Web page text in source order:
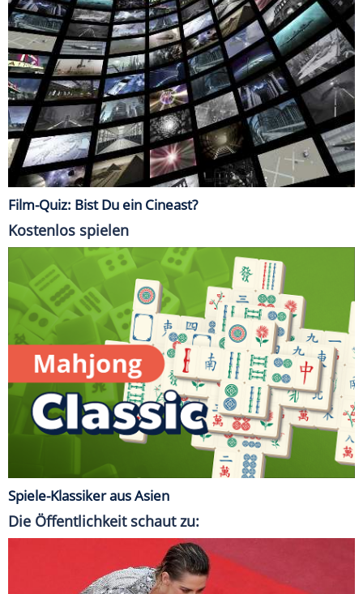
Film-Quiz: Bist Du ein Cineast?
Kostenlos spielen
Spiele-Klassiker aus Asien
Die Öffentlichkeit schaut zu: